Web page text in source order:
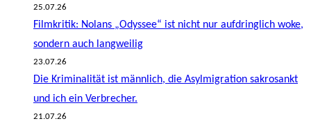
25.07.26
Filmkritik: Nolans „Odyssee“ ist nicht nur aufdringlich woke,
sondern auch langweilig
23.07.26
Die Kriminalität ist männlich, die Asylmigration sakrosankt
und ich ein Verbrecher.
21.07.26